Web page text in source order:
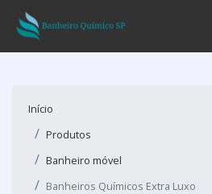
Início
Produtos
Banheiro móvel
Banheiros Químicos Extra Luxo